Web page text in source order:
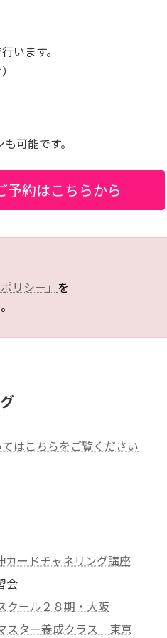
います。
可能です。
予約はこちらから
リシー」 を
はこちらをご覧ください
カードチャネリング講座
会
クール２８期・大阪
スター養成クラス 東京